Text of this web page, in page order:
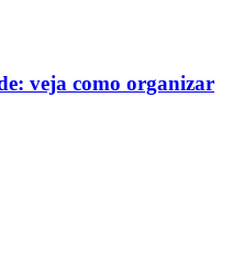
veja como organizar